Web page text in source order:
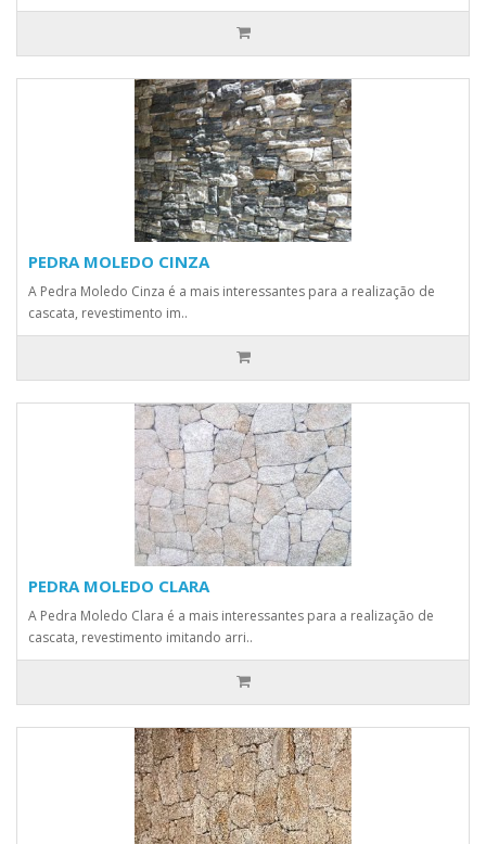
PEDRA MOLEDO CINZA
A Pedra Moledo Cinza é a mais interessantes para a realização de
cascata, revestimento im..
PEDRA MOLEDO CLARA
A Pedra Moledo Clara é a mais interessantes para a realização de
cascata, revestimento imitando arri..